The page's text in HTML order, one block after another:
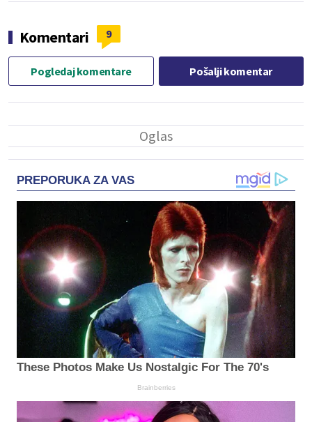
Komentari 9
Pogledaj komentare Pošalji komentar
PREPORUKA ZA VAS
These Photos Make Us Nostalgic For The 70's
Brainberries